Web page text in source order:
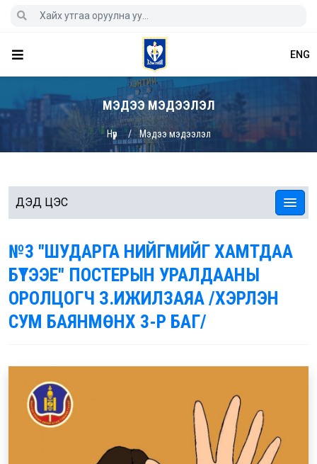
ENG
МЭДЭЭ МЭДЭЭЛЭЛ
Нүүр Мэдээ мэдээлэл
ДЭД ЦЭС
№3 "ШУДАРГА НИЙГМИЙГ ХАМТДАА
БҮТЭЭЕ" ПОСТЕРЫН УРАЛДААНЫ
ОРОЛЦОГЧ З.ИЖИЛЗАЯА /ХЭРЛЭН
СУМ БАЯНМӨНХ 3-Р БАГ/